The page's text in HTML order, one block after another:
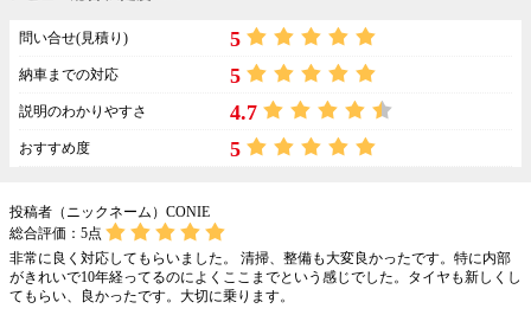
問い合せ(見積り) 5
納車までの対応 5
説明のわかりやすさ 4.7
おすすめ度 5
投稿者（ニックネーム）CONIE
総合評価： 5点
非常に良く対応してもらいました。 清掃、整備も大変良かったです。特に内部
がきれいで10年経ってるのによくここまでという感じでした。タイヤも新しくし
てもらい、良かったです。大切に乗ります。